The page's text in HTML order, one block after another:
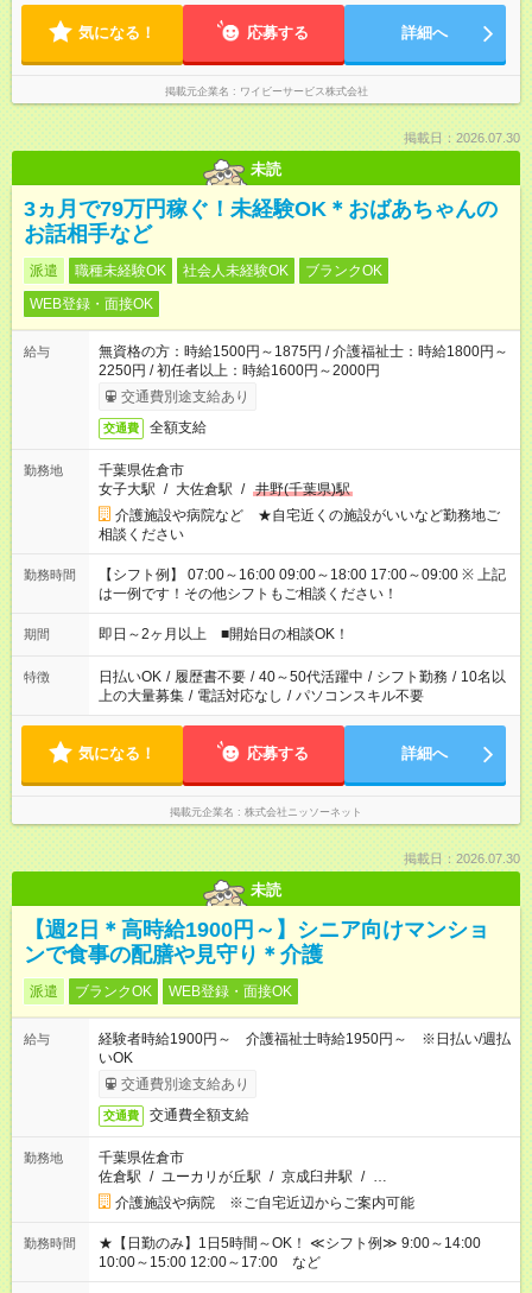
気になる！ 応募する 詳細へ
掲載元企業名 ワイビーサービス株式会社
掲載日：2026.07.30
未読
3ヵ月で79万円稼ぐ！未経験OK＊おばあちゃんの
お話相手など
派遣 職種未経験OK 社会人未経験OK
ブランクOK
WEB登録・面接OK
給与
無資格の方：時給1500円～1875円 / 介護福祉士：時給1800円～
2250円 / 初任者以上：時給1600円～2000円
交通費別途支給あり
交通費 全額支給
勤務地
千葉県佐倉市
女子大駅 / 大佐倉駅 / 井野(千葉県)駅
介護施設や病院など ★自宅近くの施設がいいなど勤務地ご
相談ください
勤務時間
【シフト例】 07:00～16:00 09:00～18:00 17:00～09:00 ※ 上記
は一例です！その他シフトもご相談ください！
期間 即日～2ヶ月以上 ■開始日の相談OK！
特徴 日払いOK / 履歴書不要 / 40～50代活躍中 / シフト勤務 / 10名以
上の大量募集 / 電話対応なし / パソコンスキル不要
気になる！ 応募する 詳細へ
掲載元企業名 株式会社ニッソーネット
掲載日：2026.07.30
未読
【週2日＊高時給1900円～】シニア向けマンショ
ンで食事の配膳や見守り＊介護
派遣 ブランクOK WEB登録・面接OK
給与
経験者時給1900円～ 介護福祉士時給1950円～ ※日払い/週払
いOK
交通費別途支給あり
交通費 交通費全額支給
勤務地
千葉県佐倉市
佐倉駅 / ユーカリが丘駅 / 京成臼井駅 / …
介護施設や病院 ※ご自宅近辺からご案内可能
勤務時間
★【日勤のみ】1日5時間～OK！ ≪シフト例≫ 9:00～14:00
10:00～15:00 12:00～17:00 など